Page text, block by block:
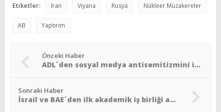
Etiketler: İran Viyana Rusya Nükleer Müzakereler
AB Yaptırım
Önceki Haber
ADL´den sosyal medya antisemitizmini izlemek için yeni algoritma
Sonraki Haber
İsrail ve BAE´den ilk akademik iş birliği anlaşması